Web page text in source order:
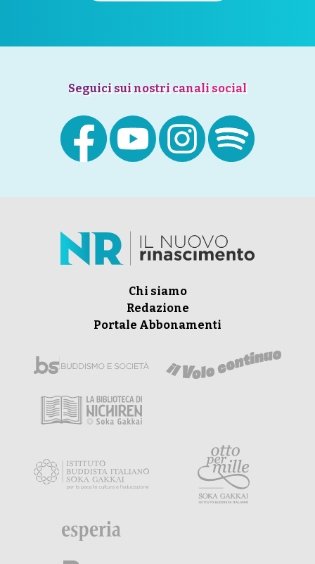
Seguici sui nostri canali social
Chi siamo
Redazione
Portale Abbonamenti